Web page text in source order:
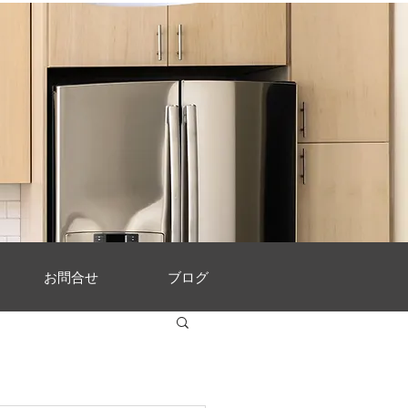
お問合せ ブログ